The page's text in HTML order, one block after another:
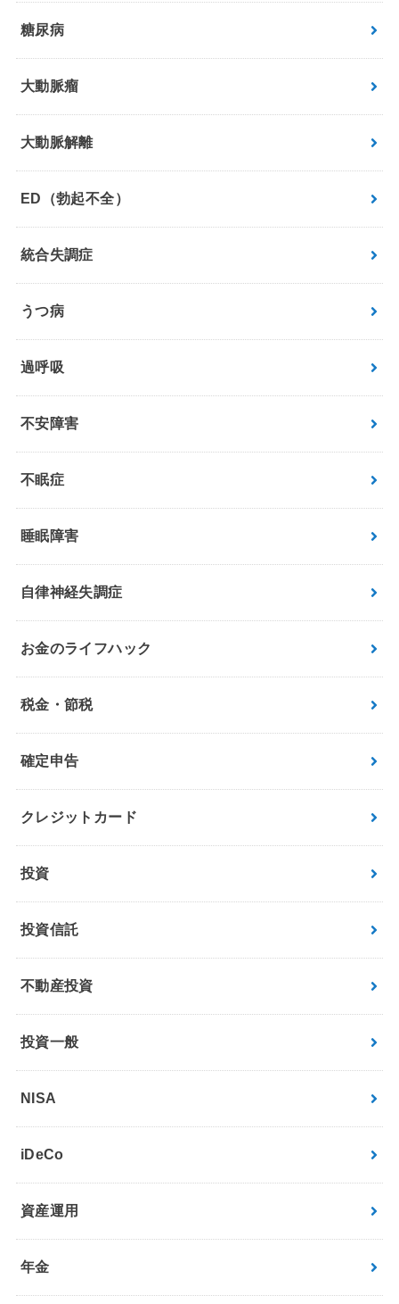
糖尿病
大動脈瘤
大動脈解離
ED（勃起不全）
統合失調症
うつ病
過呼吸
不安障害
不眠症
睡眠障害
自律神経失調症
お金のライフハック
税金・節税
確定申告
クレジットカード
投資
投資信託
不動産投資
投資一般
NISA
iDeCo
資産運用
年金